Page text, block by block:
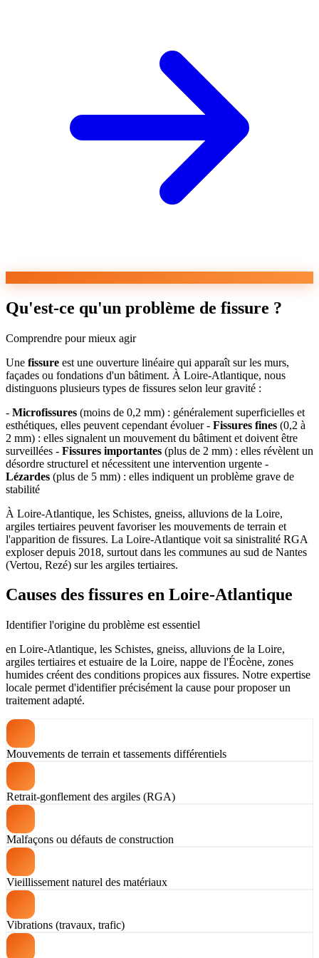
Qu'est-ce qu'un problème de fissure ?
Comprendre pour mieux agir
Une fissure est une ouverture linéaire qui apparaît sur les murs,
façades ou fondations d'un bâtiment. À Loire-Atlantique, nous
distinguons plusieurs types de fissures selon leur gravité :
- Microfissures (moins de 0,2 mm) : généralement superficielles et
esthétiques, elles peuvent cependant évoluer - Fissures fines (0,2 à
2 mm) : elles signalent un mouvement du bâtiment et doivent être
surveillées - Fissures importantes (plus de 2 mm) : elles révèlent un
désordre structurel et nécessitent une intervention urgente -
Lézardes (plus de 5 mm) : elles indiquent un problème grave de
stabilité
À Loire-Atlantique, les Schistes, gneiss, alluvions de la Loire,
argiles tertiaires peuvent favoriser les mouvements de terrain et
l'apparition de fissures. La Loire-Atlantique voit sa sinistralité RGA
exploser depuis 2018, surtout dans les communes au sud de Nantes
(Vertou, Rezé) sur les argiles tertiaires.
Causes des fissures en Loire-Atlantique
Identifier l'origine du problème est essentiel
en Loire-Atlantique, les Schistes, gneiss, alluvions de la Loire,
argiles tertiaires et estuaire de la Loire, nappe de l'Éocène, zones
humides créent des conditions propices aux fissures. Notre expertise
locale permet d'identifier précisément la cause pour proposer un
traitement adapté.
Mouvements de terrain et tassements différentiels
Retrait-gonflement des argiles (RGA)
Malfaçons ou défauts de construction
Vieillissement naturel des matériaux
Vibrations (travaux, trafic)